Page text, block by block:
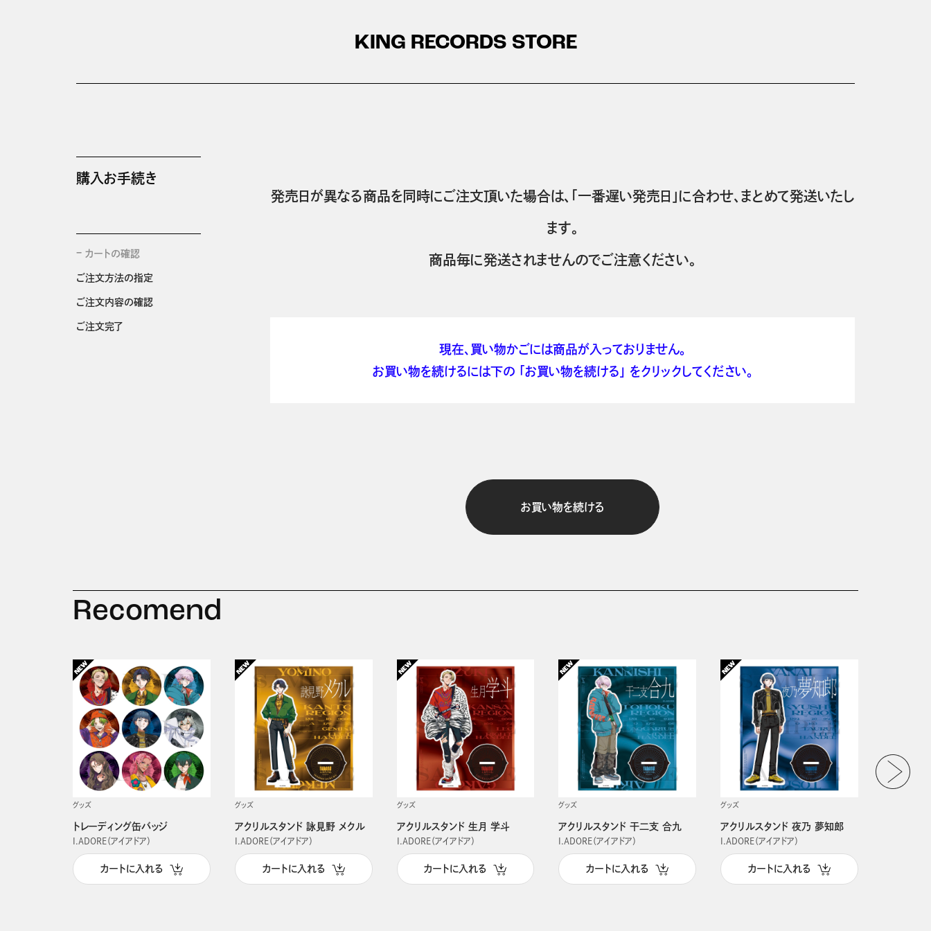
KING RECORDS STORE
購入お手続き
カートの確認
ご注文方法の指定
ご注文内容の確認
ご注文完了
発売日が異なる商品を同時にご注文頂いた場合は、「一番遅い発売日」に合わせ、まとめて発送いたし
ます。
商品毎に発送されませんのでご注意ください。
現在、買い物かごには商品が入っておりません。
お買い物を続けるには下の 「お買い物を続ける」 をクリックしてください。
お買い物を続ける
Recomend
グッズ
トレーディング缶バッジ
I.ADORE（アイアドア）
カートに入れる
グッズ
アクリルスタンド 詠見野 メクル
I.ADORE（アイアドア）
カートに入れる
グッズ
アクリルスタンド 生月 学斗
I.ADORE（アイアドア）
カートに入れる
グッズ
アクリルスタンド 干二支 合九
I.ADORE（アイアドア）
カートに入れる
グッズ
アクリルスタンド 夜乃 夢知郎
I.ADORE（アイアドア）
カートに入れる